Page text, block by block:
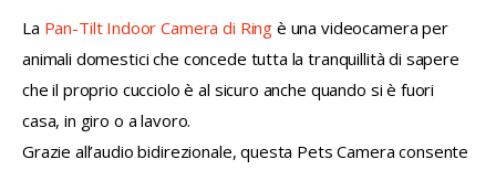
La Pan-Tilt Indoor Camera di Ring è una videocamera per
animali domestici che concede tutta la tranquillità di sapere
che il proprio cucciolo è al sicuro anche quando si è fuori
casa, in giro o a lavoro.
Grazie all’audio bidirezionale, questa Pets Camera consente